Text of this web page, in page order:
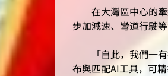
在大灣區中心的牽
步加減速、彎道行駛
「自此，我們一有
布與匹配AI工具，可